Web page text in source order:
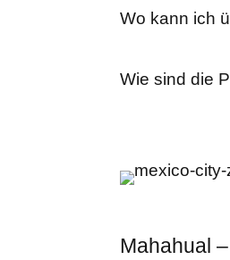
Wo kann ich
Wie sind die
Mahahual